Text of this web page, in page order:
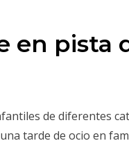
en pista
de diferentes
tarde de ocio en